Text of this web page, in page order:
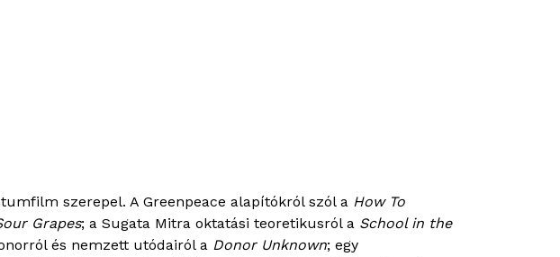
szerepel. A Greenpeace alapítókról szól a How To
Grapes; a Sugata Mitra oktatási teoretikusról a School in the
és nemzett utódairól a Donor Unknown; egy